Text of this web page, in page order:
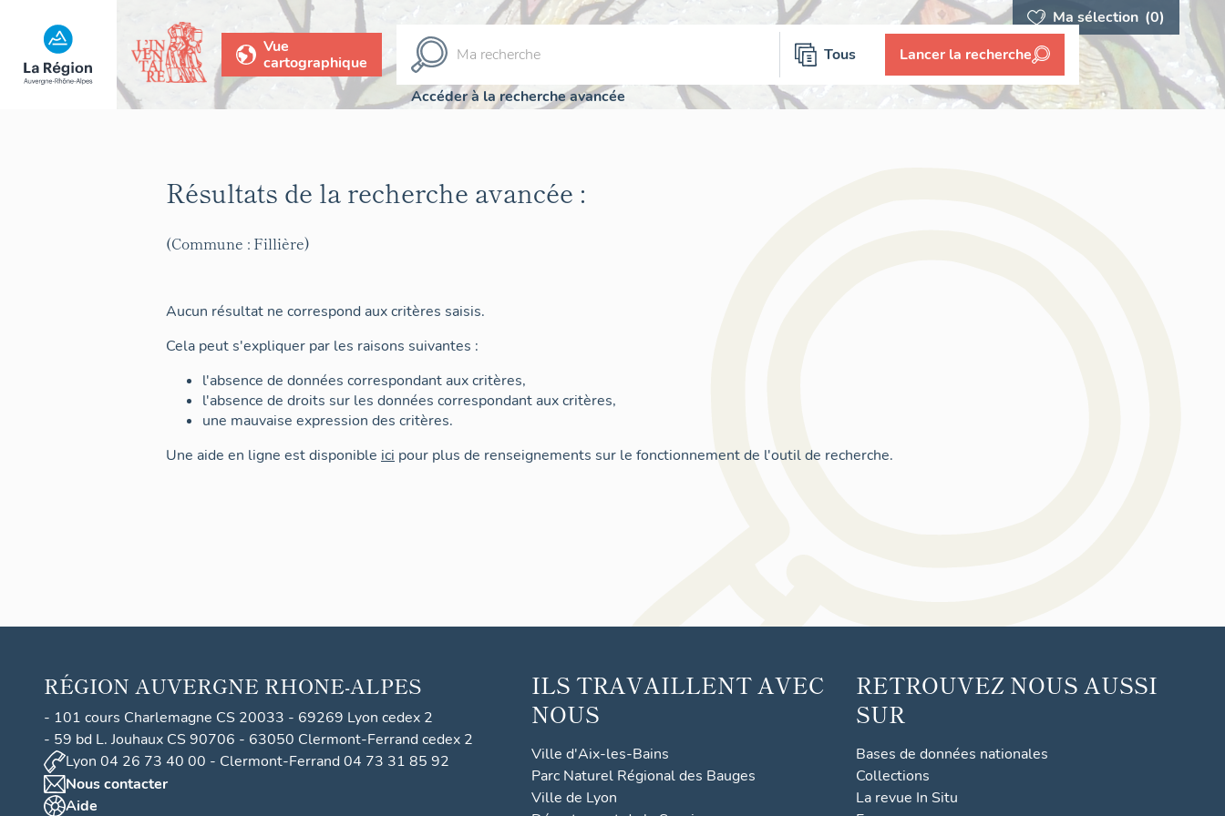
Ma sélection (0)
Vue
cartographique
Tous Lancer la recherche
Accéder à la recherche avancée
Résultats de la recherche avancée :
(Commune : Fillière)
Aucun résultat ne correspond aux critères saisis.
Cela peut s'expliquer par les raisons suivantes :
l'absence de données correspondant aux critères,
l'absence de droits sur les données correspondant aux critères,
une mauvaise expression des critères.
Une aide en ligne est disponible ici pour plus de renseignements sur le fonctionnement de l'outil de recherche.
RÉGION AUVERGNE RHONE-ALPES
- 101 cours Charlemagne CS 20033 - 69269 Lyon cedex 2
- 59 bd L. Jouhaux CS 90706 - 63050 Clermont-Ferrand cedex 2
Lyon 04 26 73 40 00 - Clermont-Ferrand 04 73 31 85 92
Nous contacter
Aide
ILS TRAVAILLENT AVEC
NOUS
Ville d'Aix-les-Bains
Parc Naturel Régional des Bauges
Ville de Lyon
RETROUVEZ NOUS AUSSI
SUR
Bases de données nationales
Collections
La revue In Situ